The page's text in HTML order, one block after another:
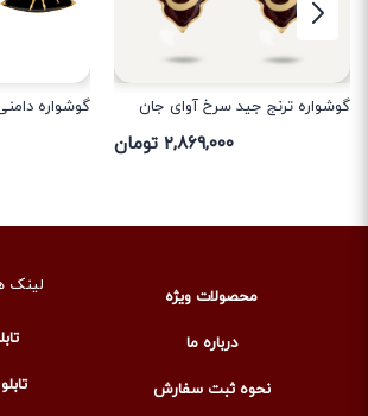
گوشواره ترنج جید سرخ آوای جان
۲,۸۶۹,۰۰۰ تومان
گوشواره
محصولات ویژه
درباره ما
نحوه ثبت سفارش
لینک